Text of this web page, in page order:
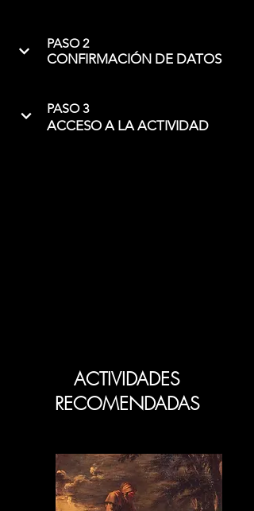
PASO 2
CONFIRMACIÓN DE DATOS
PASO 3
ACCESO A LA ACTIVIDAD
ACTIVIDADES
RECOMENDADAS